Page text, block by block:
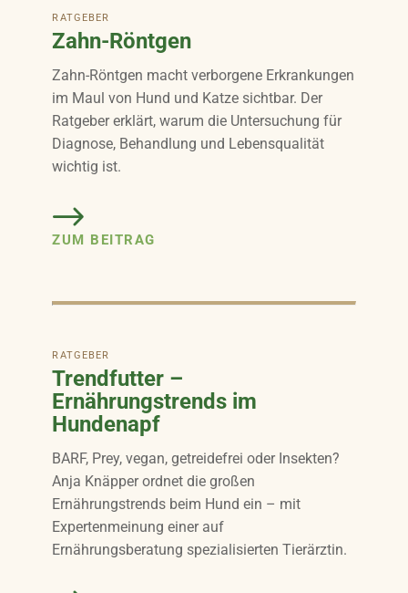
RATGEBER
Zahn-Röntgen
Zahn-Röntgen macht verborgene Erkrankungen
im Maul von Hund und Katze sichtbar. Der
Ratgeber erklärt, warum die Untersuchung für
Diagnose, Behandlung und Lebensqualität
wichtig ist.
ZUM BEITRAG
RATGEBER
Trendfutter –
Ernährungstrends im
Hundenapf
BARF, Prey, vegan, getreidefrei oder Insekten?
Anja Knäpper ordnet die großen
Ernährungstrends beim Hund ein – mit
Expertenmeinung einer auf
Ernährungsberatung spezialisierten Tierärztin.